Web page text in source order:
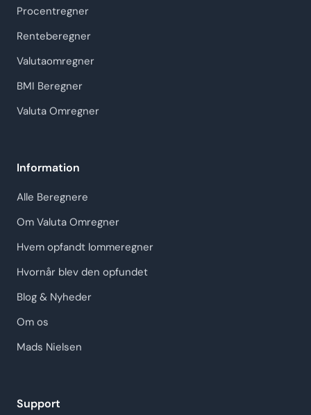
Procentregner
Renteberegner
Valutaomregner
BMI Beregner
Valuta Omregner
Information
Alle Beregnere
Om Valuta Omregner
Hvem opfandt lommeregner
Hvornår blev den opfundet
Blog & Nyheder
Om os
Mads Nielsen
Support